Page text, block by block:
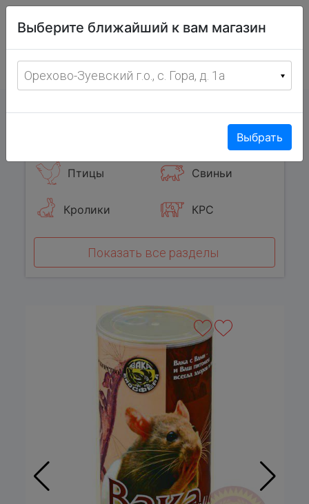
фермерских
товаров
с 8:00 до 19:00 ежедневно
Птицы Свиньи
Кролики КРС
Показать все разделы
Выберите ближайший к вам магазин
Орехово-Зуевский г.о., с. Гора, д. 1а
Выбрать